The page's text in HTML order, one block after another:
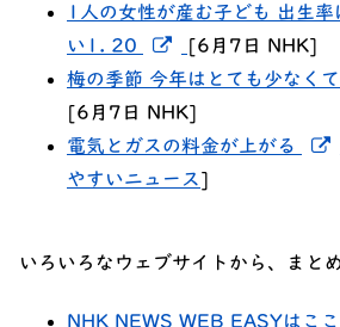
1人の女性が産む子ども 出生
い1. 20
新しいウィンドウ
[6月7日 NHK]
梅の季節 今年はとても少なく
[6月7日 NHK]
電気とガスの料金が上がる
やすいニュース ]
いろいろなウェブサイトから、まと
NHK NEWS WEB EASYはここ